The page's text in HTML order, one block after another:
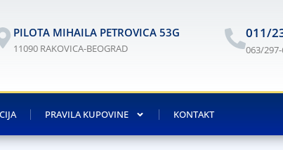
PILOTA MIHAILA PETROVICA 53G
11090 RAKOVICA-BEOGRAD
011/
063/
PRAVILA KUPOVINE KONTAKT